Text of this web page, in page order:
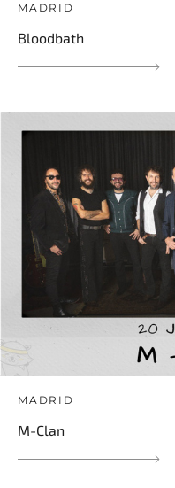
MADRID
Bloodbath
MADRID
M-Clan